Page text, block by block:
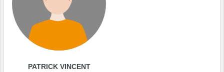
PATRICK VINCENT